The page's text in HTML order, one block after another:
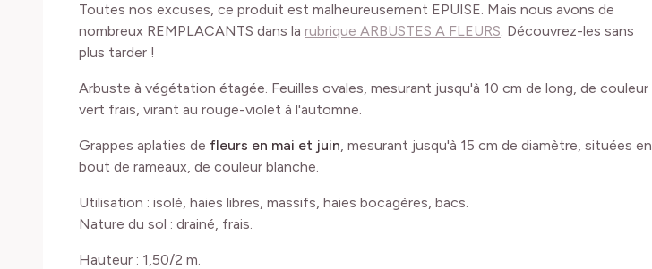
Toutes nos excuses, ce produit est malheureusement EPUISE. Mais nous avons de
nombreux REMPLACANTS dans la rubrique ARBUSTES A FLEURS. Découvrez-les sans
plus tarder !
Arbuste à végétation étagée. Feuilles ovales, mesurant jusqu'à 10 cm de long, de couleur
vert frais, virant au rouge-violet à l'automne.
Grappes aplaties de fleurs en mai et juin, mesurant jusqu'à 15 cm de diamètre, situées en
bout de rameaux, de couleur blanche.
Utilisation : isolé, haies libres, massifs, haies bocagères, bacs.
Nature du sol : drainé, frais.
Hauteur : 1,50/2 m.